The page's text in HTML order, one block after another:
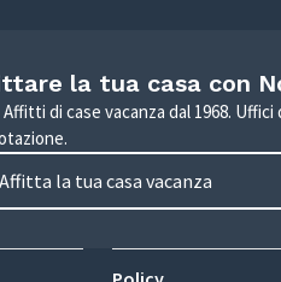
la tua casa con
Affitti di case vacanza dal 1968.
Affitta la tua casa vacanza